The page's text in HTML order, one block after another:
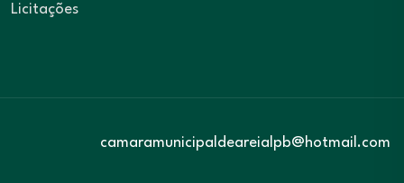
Licitações
camaramunicipaldeareialpb@hotmail.com